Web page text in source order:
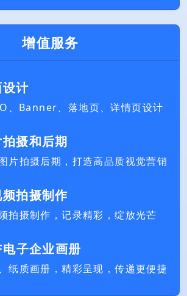
增值服务
计
、Banner、落地页、详情页设计
摄和后期
片拍摄后期，打造高品质视觉营销
拍摄制作
拍摄制作，记录精彩，绽放光芒
子企业画册
纸质画册，精彩呈现，传递更便捷